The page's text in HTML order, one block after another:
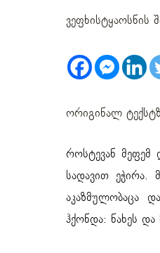
ვეფხისტყაოსნის
ორიგინალ
როსტევან მეფემ
სადავით ეჭირა.
აკაზმულობაცა
ჰქონდა: ნახეს და